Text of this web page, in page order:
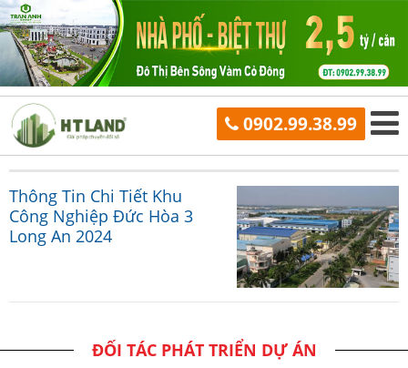
0902.99.38.99
Thông Tin Chi Tiết Khu
Công Nghiệp Đức Hòa 3
Long An 2024
ĐỐI TÁC PHÁT TRIỂN DỰ ÁN